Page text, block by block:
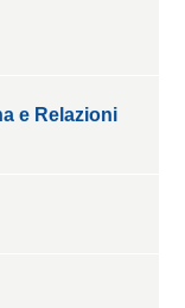
e Relazioni